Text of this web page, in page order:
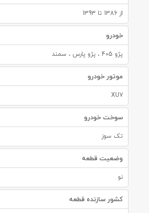
از 1386 تا 1393
خودرو
پژو 405 ، پژو پارس ، سمند
موتور خودرو
XU7
سوخت خودرو
تک سوز
وضعیت قطعه
نو
کشور سازنده قطعه